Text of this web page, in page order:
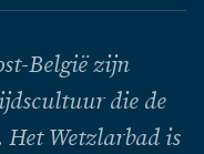
België zijn
die de
Het Wetzlarbad is